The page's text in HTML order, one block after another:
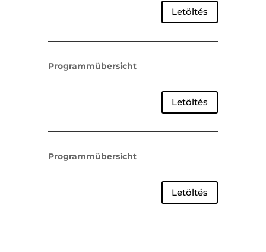
Letöltés
Programmübersicht
Letöltés
Programmübersicht
Letöltés